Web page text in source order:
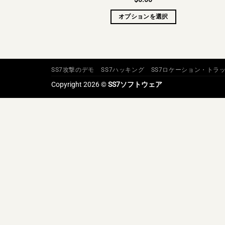
オプションを選択
SS7攻撃のデモ SS7ハッキング SS7ロケーション・トラ
Copyright 2026 ©SS7ソフトウェア